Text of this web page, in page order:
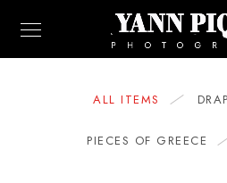
ALL ITEMS
PIECES OF GREECE